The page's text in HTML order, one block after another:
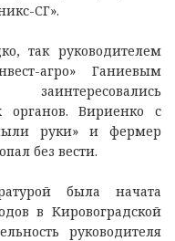
СГ».
так руководителем
агро» Ганиевым
органов. Вириенко с
руки» и фермер
без вести.
была начата
в Кировоградской
руководителя